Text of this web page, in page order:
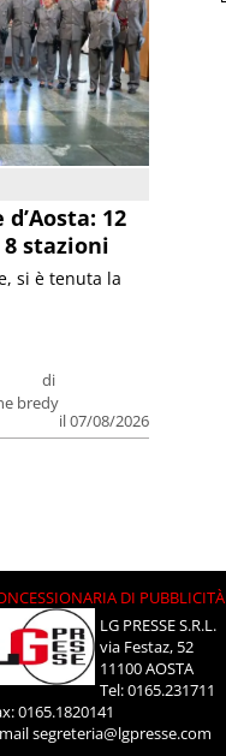
12
stazioni
di
bredy
il 07/08/2026
si è tenuta la
DI PUBBLICITÀ
LG PRESSE S.R.L.
via Festaz, 52
11100 AOSTA
Tel: 0165.231711
0165.1820141
segreteria@lgpresse.com